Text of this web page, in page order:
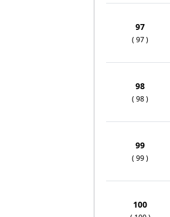
97
( 97 )
98
( 98 )
99
( 99 )
100